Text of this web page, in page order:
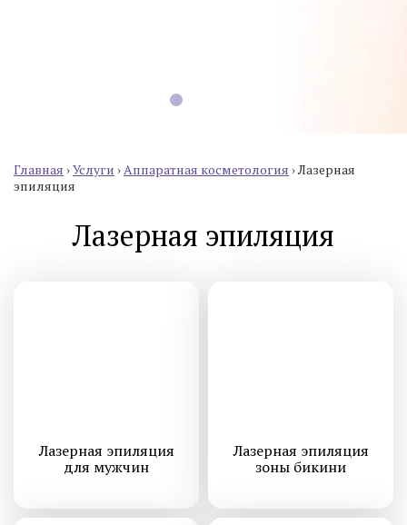
Главная ›Услуги ›Аппаратная косметология ›Лазерная
эпиляция
Лазерная эпиляция
Лазерная эпиляция
для мужчин
Лазерная эпиляция
зоны бикини